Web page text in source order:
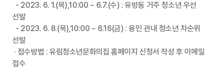
- 2023. 6. 1.(목),10:00 ~ 6.7.(수) : 유방동 거주 청소년 우선
선발
- 2023. 6. 8.(목),10:00 ~ 6.16(금) : 용인 관내 청소년 차순위
선발
· 접수방법 : 유림청소년문화의집 홈페이지 신청서 작성 후 이메일
접수